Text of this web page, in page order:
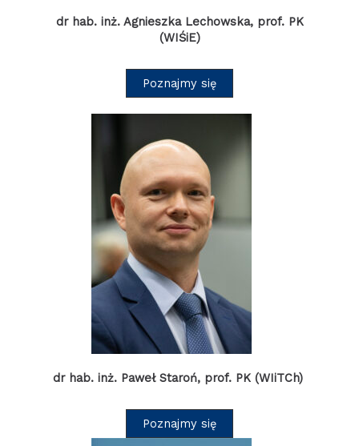
dr hab. inż. Agnieszka Lechowska, prof. PK
(WIŚiE)
Poznajmy się
dr hab. inż. Paweł Staroń, prof. PK (WIiTCh)
Poznajmy się